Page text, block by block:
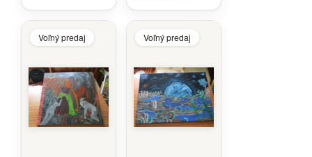
Voľný predaj Voľný predaj